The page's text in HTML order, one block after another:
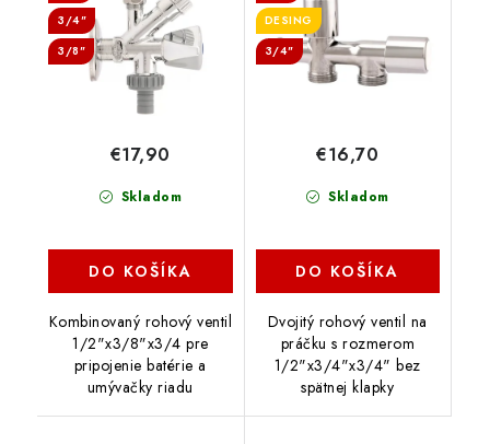
3/4"
3/8"
Skladom
€17,90
DO KOŠÍKA
Kombinovaný rohový ventil
1/2"x3/8"x3/4 pre
pripojenie batérie a
umývačky riadu
DESING
3/4"
Skladom
€16,70
DO KOŠÍKA
Dvojitý rohový ventil na
práčku s rozmerom
1/2"x3/4"x3/4" bez
spätnej klapky